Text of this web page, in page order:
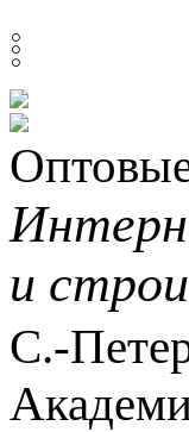
𓏬
и
С.-